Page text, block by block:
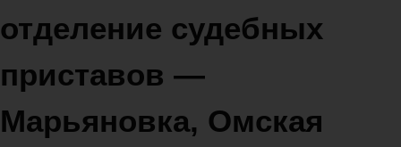
отделение судебных
приставов —
Марьяновка, Омская